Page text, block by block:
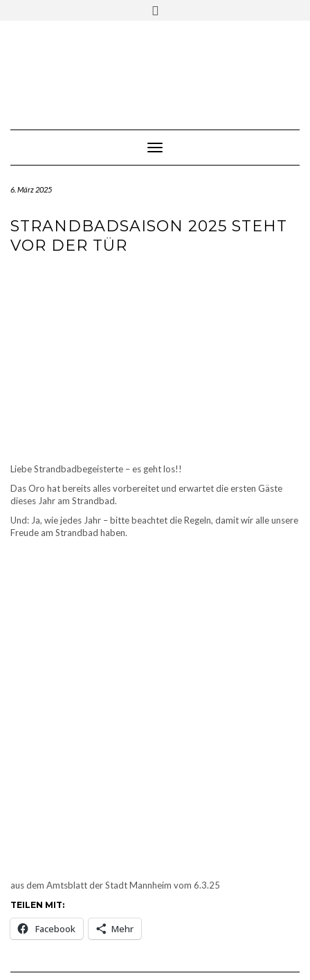
Toggle Navigation
6. März 2025
STRANDBADSAISON 2025 STEHT
VOR DER TÜR
Liebe Strandbadbegeisterte – es geht los!!
Das Oro hat bereits alles vorbereitet und erwartet die ersten Gäste
dieses Jahr am Strandbad.
Und: Ja, wie jedes Jahr – bitte beachtet die Regeln, damit wir alle unsere
Freude am Strandbad haben.
aus dem Amtsblatt der Stadt Mannheim vom 6.3.25
TEILEN MIT:
Facebook Mehr